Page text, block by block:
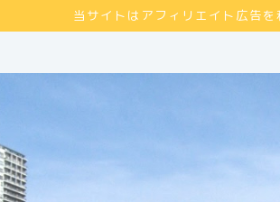
当サイトはアフィリエイト広告を